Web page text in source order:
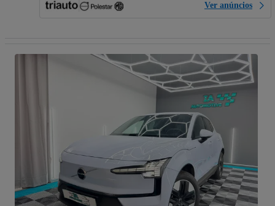
Ver anúncios